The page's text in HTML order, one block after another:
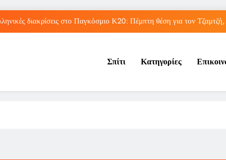
διακρίσεις στο Παγκόσμιο Κ20: Πέμπτη θέση για τον
Η UEFA πλήρωσε εξαψήφιο ποσό σε γυναίκα που φέρεται να
διακρίσεις στο Παγκόσμιο Κ20: Πέμπτη θέση για τον
Τορόντο: Αποκλεισμός για τη Σάκκαρη
Σπίτι Κατηγορίες